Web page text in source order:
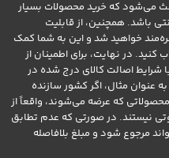
می‌شود که خرید محصولات بسیار
باشد. همچنین، از قابلیت
خواهید شد و این به شما کمک
در نهایت، برای اطمینان از
شرایط اصالت کالای درج شده در
مثال، اگر کشور سازنده
که عرضه می‌شوند، واقعاً از
نیستند. در صورتی که عدم تطابق
مرجوع شود و مبلغ بلافاصله